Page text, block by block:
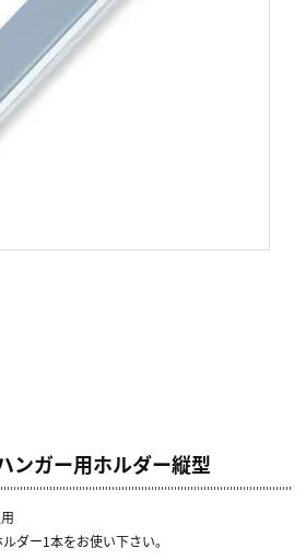
ンガー用ホルダー縦型
ダー1本をお使い下さい。